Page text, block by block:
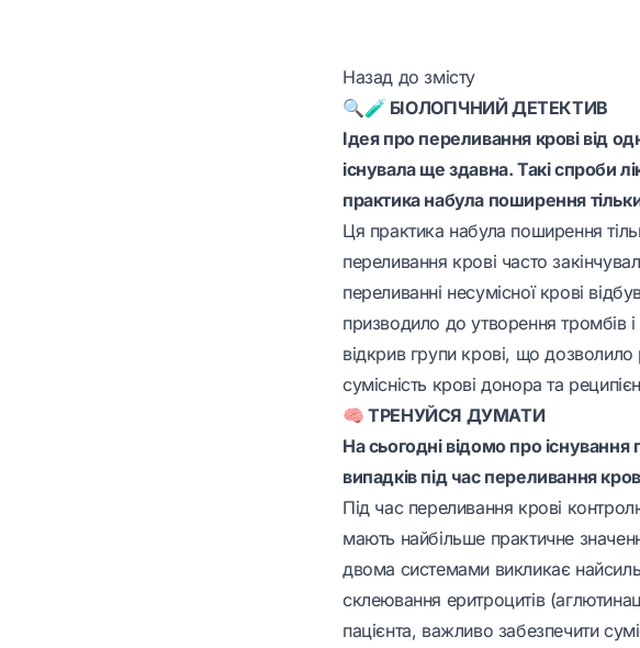
Назад до змісту
🔍🧪 БІОЛОГІЧНИЙ ДЕТЕКТИВ
Ідея про переливання крові від
існувала ще здавна. Такі спроби
практика набула поширення
Ця практика набула поширення
переливання крові часто
переливанні несумісної крові
призводило до утворення тромбів
відкрив групи крові, що
сумісність крові донора та
🧠 ТРЕНУЙСЯ ДУМАТИ
На сьогодні відомо про
випадків під час переливання
Під час переливання крові
мають найбільше практичне
двома системами викликає
склеювання еритроцитів
пацієнта, важливо забезпечити